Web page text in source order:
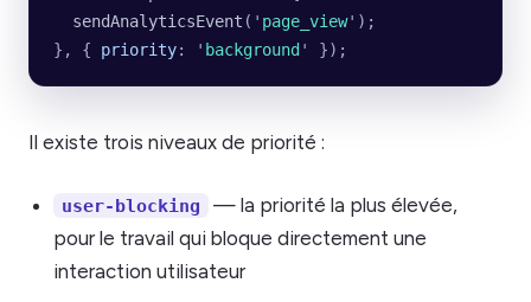
  sendAnalyticsEvent
( ' page_view' );
}, { priority: ' background ' });
Il existe trois niveaux de priorité :
user-blocking
— la priorité la plus élevée,
pour le travail qui bloque directement une
interaction utilisateur